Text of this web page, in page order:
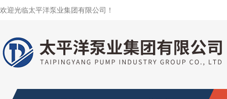
欢迎光临太平洋泵业集团有限公司！